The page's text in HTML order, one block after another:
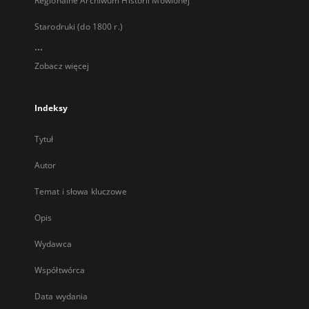
Starodruki (do 1800 r.)
...
Zobacz więcej
Indeksy
Tytuł
Autor
Temat i słowa kluczowe
Opis
Wydawca
Współtwórca
Data wydania